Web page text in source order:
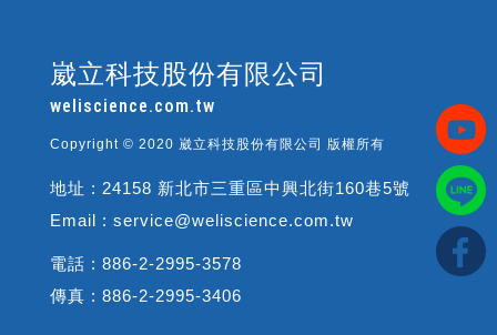
崴立科技股份有限公司
weliscience.com.tw
Copyright © 2020 崴立科技股份有限公司 版權所有
地址 : 24158 新北市三重區中興北街160巷5號
Email : service@weliscience.com.tw
電話 : 886-2-2995-3578
傳真 : 886-2-2995-3406